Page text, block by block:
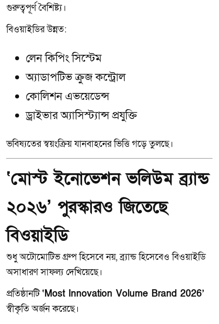
গুরুত্বপূর্ণ বৈশিষ্ট্য।
বিওয়াইডির উন্নত:
লেন কিপিং সিস্টেম
অ্যাডাপটিভ ক্রুজ কন্ট্রোল
কোলিশন এভয়েডেন্স
ড্রাইভার অ্যাসিস্ট্যান্স প্রযুক্তি
ভবিষ্যতের স্বয়ংক্রিয় যানবাহনের ভিত্তি গড়ে তুলছে।
‘মোস্ট ইনোভেশন ভলিউম ব্র্যান্ড
২০২৬’ পুরস্কারও জিতেছে
বিওয়াইডি
শুধু অটোমোটিভ গ্রুপ হিসেবে নয়, ব্র্যান্ড হিসেবেও বিওয়াইডি
অসাধারণ সাফল্য দেখিয়েছে।
প্রতিষ্ঠানটি ‘Most Innovation Volume Brand 2026’
স্বীকৃতি অর্জন করেছে।